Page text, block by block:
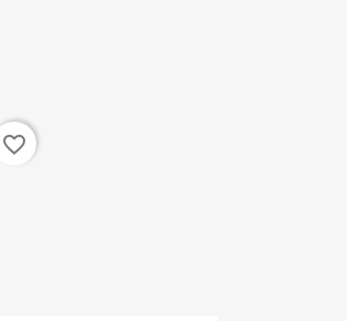
favorite_border